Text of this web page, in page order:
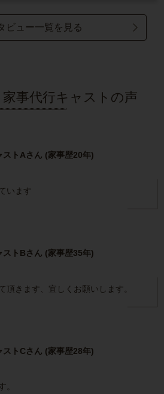
ビュー一覧を見る
事代行キャストの声
ストAさん (家事歴20年)
います
ストBさん (家事歴35年)
頂きます、宜しくお願いします。
ストCさん (家事歴28年)
。